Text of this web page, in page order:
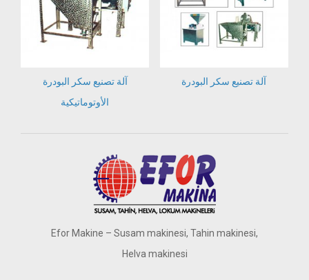
آلة تصنيع سكر البودرة
الأوتوماتيكية
آلة تصنيع سكر البودرة
Efor Makine – Susam makinesi, Tahin makinesi,
Helva makinesi